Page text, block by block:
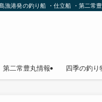
漁港発の釣り船 ・仕立船 ・第二常
第二常豊丸情報 四季の釣り